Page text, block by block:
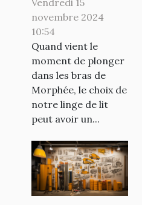
différentes
matières de
housses de
couette pour
un sommeil
réparateur
novembre 2024
10:54
Quand vient le
moment de plonger
dans les bras de
Morphée, le choix de
notre linge de lit
peut avoir un...